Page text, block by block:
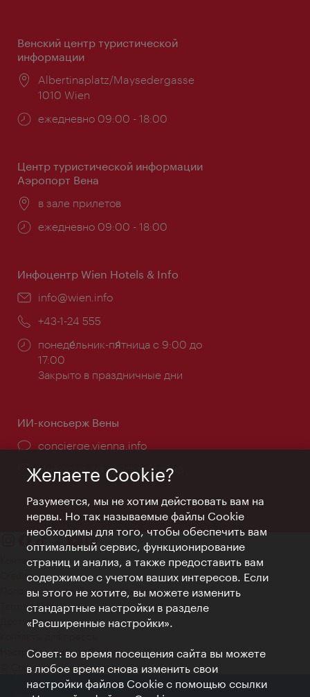
Венский центр туристической
информации
Расположение:
Albertinaplatz/Maysedergasse
1010 Wien
Часы
ежедневно 09:00 - 18:00
Центр туристической информации
Аэропорт Вена
Расположение:
в зале прилетов
Часы
ежедневно 09:00 - 18:00
Инфоцентр Wien Hotels & Info
Эл.
info@wien.info
Телефон:
+43-1-24 555
Часы
работы:
понеде́льник-пя́тница с 9:00 до
17:00
Закрыто в праздничные дни
ИИ-консьерж Вены
concierge.vienna.info
Информация круглосуточно
Контакт
Credits
Положение о конфиденциальности
Terms of Use
Доступность
Настройки файлов Cookie
© Copyright WienTourismus
Желаете Cookie?
Разумеется, мы не хотим действовать вам на
нервы. Но так называемые файлы Cookie
необходимы для того, чтобы обеспечить вам
оптимальный сервис, функционирование
страниц и анализ, а также предоставить вам
содержимое с учетом ваших интересов. Если
вы этого не хотите, вы можете изменить
стандартные настройки в разделе
«Расширенные настройки».
Совет: во время посещения сайта вы можете
в любое время снова изменить свои
настройки файлов Cookie с помощью ссылки